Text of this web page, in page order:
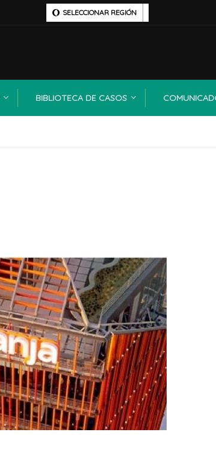
SELECCIONAR REGIÓN
BIBLIOTECA DE CASOS